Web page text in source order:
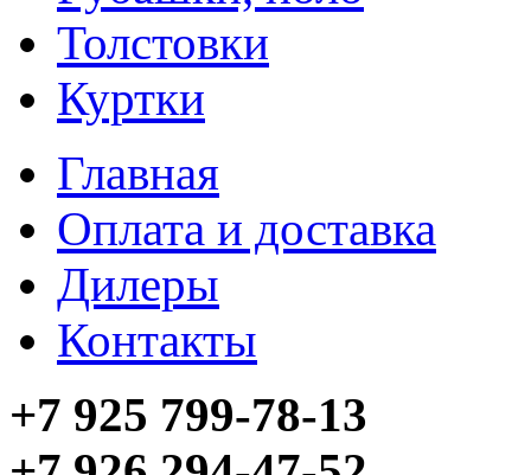
Толстовки
Куртки
Главная
Оплата и доставка
Дилеры
Контакты
+7 925 799-78-13